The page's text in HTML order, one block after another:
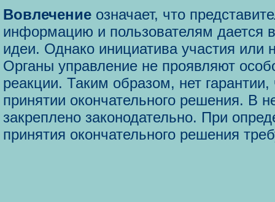
Вовлечение означает, что
информацию и пользователям дается
идеи. Однако инициатива участия или
Органы управление не проявляют
реакции. Таким образом, нет
принятии окончательного решения. В
закреплено законодательно. При
принятия окончательного решения